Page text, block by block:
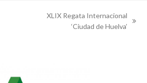
XLIX Regata Internacional
‘Ciudad de Huelva’